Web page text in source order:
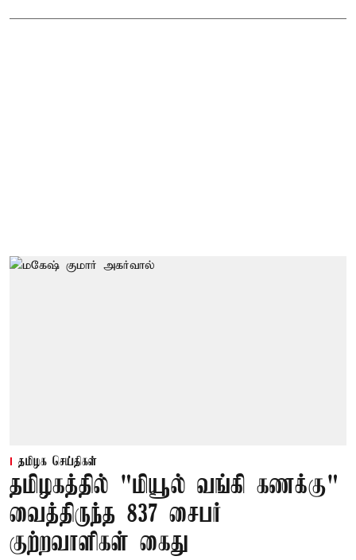
தமிழக செய்திகள்
தமிழகத்தில் "மியூல் வங்கி கணக்கு"
வைத்திருந்த 837 சைபர்
குற்றவாளிகள் கைது